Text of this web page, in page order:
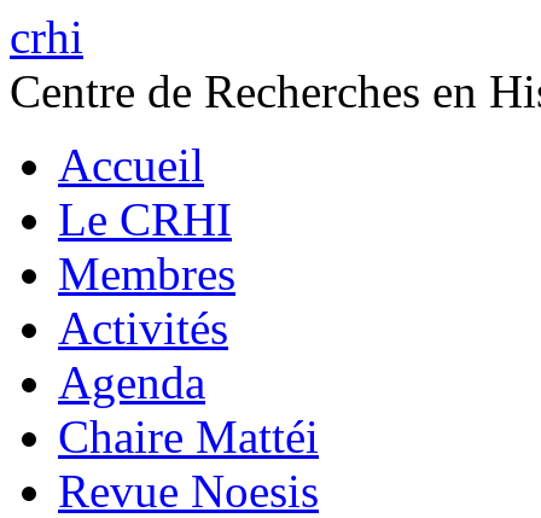
crhi
Centre de Recherches en
Accueil
Le CRHI
Membres
Activités
Agenda
Chaire Mattéi
Revue Noesis